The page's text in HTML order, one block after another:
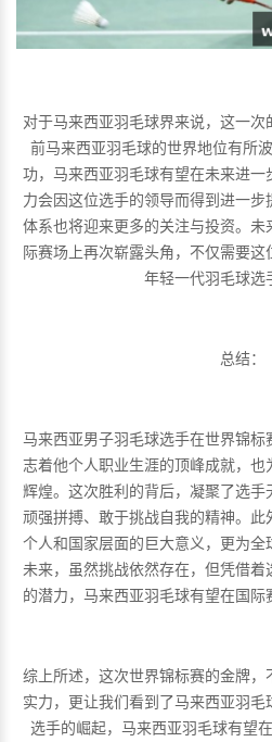
对于马来西亚羽毛球界来说，这一
前马来西亚羽毛球的世界地位有所
功，马来西亚羽毛球有望在未来进
力会因这位选手的领导而得到进一
体系也将迎来更多的关注与投资。
际赛场上再次崭露头角，不仅需要
年轻一代羽毛球选
总结：
马来西亚男子羽毛球选手在世界锦
志着他个人职业生涯的顶峰成就，
辉煌。这次胜利的背后，凝聚了选
顽强拼搏、敢于挑战自我的精神。
个人和国家层面的巨大意义，更为全
未来，虽然挑战依然存在，但凭借
的潜力，马来西亚羽毛球有望在国际
综上所述，这次世界锦标赛的金牌
实力，更让我们看到了马来西亚羽
选手的崛起，马来西亚羽毛球有望